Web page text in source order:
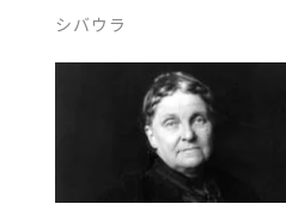
シバウラ